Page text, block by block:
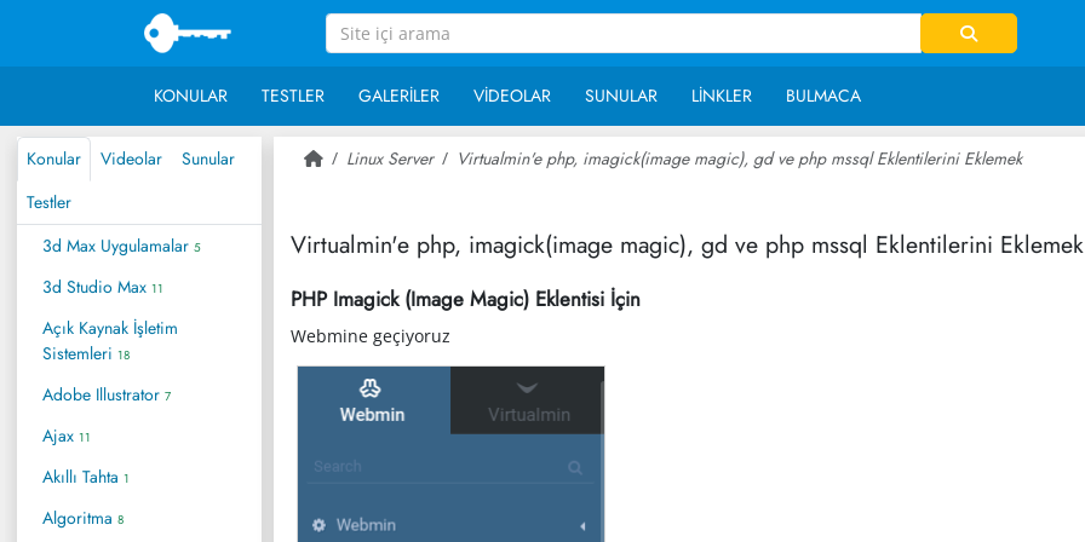
KONULAR TESTLER GALERILER VIDEOLAR SUNULAR LINKLER BULMACA
Konular Videolar
Sunular
Testler
3d Max Uygulamalar 5
3d Studio Max 11
Açık Kaynak İşletim
Sistemleri 18
Adobe Illustrator 7
Ajax 11
Akıllı Tahta 1
Algoritma 8
Linux Server Virtualmin'e php, imagick(image magic), gd ve php mssql Eklentilerini Eklemek
Virtualmin'e php, imagick(image magic), gd ve php mssql Eklentilerini Eklemek
PHP Imagick (Image Magic) Eklentisi İçin
Webmine geçiyoruz